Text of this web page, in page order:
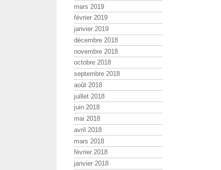
mars 2019
février 2019
janvier 2019
décembre 2018
novembre 2018
octobre 2018
septembre 2018
août 2018
juillet 2018
juin 2018
mai 2018
avril 2018
mars 2018
février 2018
janvier 2018